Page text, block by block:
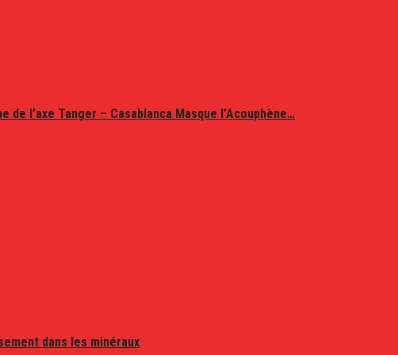
de l’axe Tanger – Casablanca Masque l’Acouphène…
dans les minéraux